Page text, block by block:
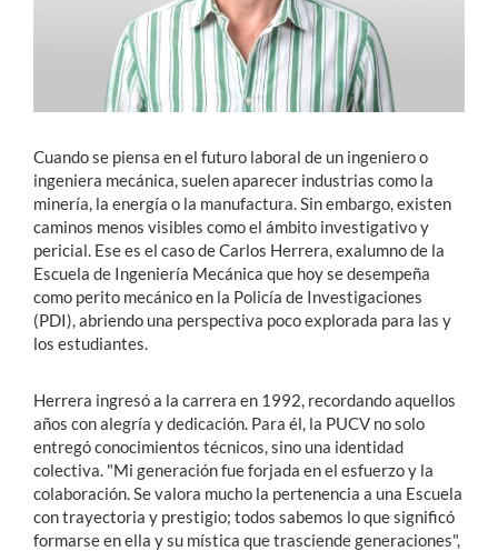
Cuando se piensa en el futuro laboral de un ingeniero o
ingeniera mecánica, suelen aparecer industrias como la
minería, la energía o la manufactura. Sin embargo, existen
caminos menos visibles como el ámbito investigativo y
pericial. Ese es el caso de Carlos Herrera, exalumno de la
Escuela de Ingeniería Mecánica que hoy se desempeña
como perito mecánico en la Policía de Investigaciones
(PDI), abriendo una perspectiva poco explorada para las y
los estudiantes.
Herrera ingresó a la carrera en 1992, recordando aquellos
años con alegría y dedicación. Para él, la PUCV no solo
entregó conocimientos técnicos, sino una identidad
colectiva. "Mi generación fue forjada en el esfuerzo y la
colaboración. Se valora mucho la pertenencia a una Escuela
con trayectoria y prestigio; todos sabemos lo que significó
formarse en ella y su mística que trasciende generaciones",